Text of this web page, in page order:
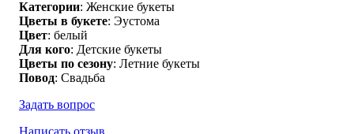
Категории: Женские букеты
Цветы в букете: Эустома
Цвет: белый
Для кого: Детские букеты
Цветы по сезону: Летние букеты
Повод: Свадьба
Задать вопрос
Написать отзыв